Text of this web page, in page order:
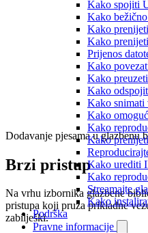
Kako spojiti
Kako
Kako
Kako
Prijenos
Kako
Kako
Kako
Kako snimati
Kako
Kako
Kako
Kako urediti
Kako
Streamajte
Kako
Podrška
Pravne informacije
Dodavanje pjesama u glazbenu
Brzi pristup
Na vrhu izbornika glazbene
pristupa koji pruža prikladne
zabilješki.